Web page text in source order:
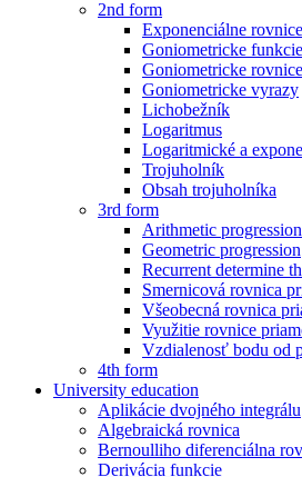
2nd form
Exponenciálne rovnice
Goniometricke funkcie
Goniometricke rovnice
Goniometricke vyrazy
Lichobežník
Logaritmus
Logaritmické a
Trojuholník
Obsah trojuholníka
3rd form
Arithmetic progression
Geometric progression
Recurrent determine
Smernicová rovnica
Všeobecná rovnica
Využitie rovnice
Vzdialenosť bodu od
4th form
University education
Aplikácie dvojného integrálu
Algebraická rovnica
Bernoulliho diferenciálna
Derivácia funkcie